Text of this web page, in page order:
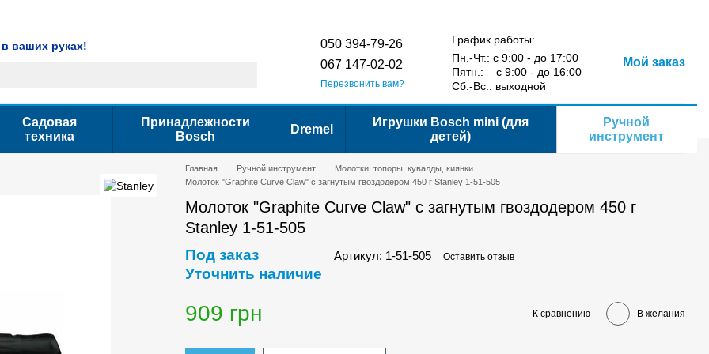
ваших руках!
050 394-79-26
067 147-02-02
Перезвонить вам?
График работы:
Пн.-Чт.: с 9:00 - до 17:00
Пятн.: с 9:00 - до 16:00
Сб.-Вс.: выходной
Мой заказ
Садовая
техника
Принадлежности
Bosch
Dremel
Игрушки Bosch mini (для
детей)
Ручной
инструмент
Главная Ручной инструмент
Молотки, топоры, кувалды, киянки
Молоток "Graphite Curve Claw" с загнутым гвоздодером 450 г Stanley 1-51-505
Молоток "Graphite Curve Claw" с загнутым гвоздодером 450 г
Stanley 1-51-505
Под заказ
Уточнить наличие
Артикул: 1-51-505 Оставить отзыв
909 грн К сравнению В желания